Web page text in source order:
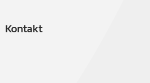
Kontakt